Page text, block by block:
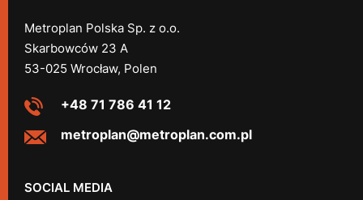
Metroplan Polska Sp. z o.o.
Skarbowców 23 A
53-025 Wrocław, Polen
+48 71 786 41 12
metroplan@metroplan.com.pl
SOCIAL MEDIA